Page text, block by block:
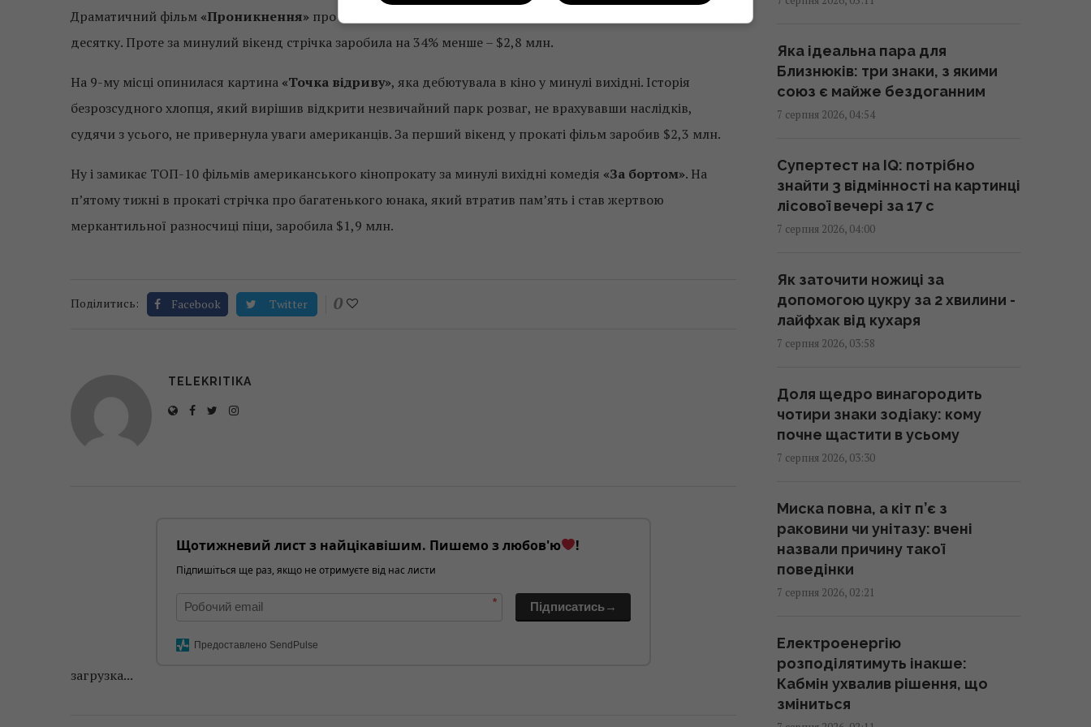
Драматичний фільм «Проникнення» про вдову із двома дітьми четвертий тиждень не залишає топ-
десятку. Проте за минулий вікенд стрічка заробила на 34% менше – $2,8 млн.
На 9-му місці опинилася картина «Точка відриву», яка дебютувала в кіно у минулі вихідні. Історія
безрозсудного хлопця, який вирішив відкрити незвичайний парк розваг, не врахувавши наслідків,
судячи з усього, не привернула уваги американців. За перший вікенд у прокаті фільм заробив $2,3 млн.
Ну і замикає ТОП-10 фільмів американського кінопрокату за минулі вихідні комедія «За бортом». На
п’ятому тижні в прокаті стрічка про багатенького юнака, який втратив пам’ять і став жертвою
меркантильної разносчиці піци, заробила $1,9 млн.
Поділитись: Facebook Twitter 0
TELEKRITIKA
Щотижневий лист з найцікавішим. Пишемо з любов'ю !
Підпишіться ще раз, якщо не отримуєте від нас листи
* Підписатись→
Предоставлено SendPulse
загрузка...
"око", видиме з космосу
04:31 п'ятниця, 07 серпня 2026
мозку та зміцнення імунітету
03:28 п'ятниця, 07 серпня 2026
Україні військової допомоги
02:52 п'ятниця, 07 серпня 2026
металу, - археологи
02:26 п'ятниця, 07 серпня 2026
Китаєм та РФ, - Bloomberg
02:05 п'ятниця, 07 серпня 2026
Як вибратися з багнюки на
допомогти
01:23 п'ятниця, 07 серпня 2026
"Достатньо, щоб вижити, а не
Яка ідеальна пара для
Близнюків: три знаки, з якими
союз є майже бездоганним
7 серпня 2026, 04:54
Супертест на IQ: потрібно
знайти 3 відмінності на картинці
лісової вечері за 17 с
7 серпня 2026, 04:00
Як заточити ножиці за
допомогою цукру за 2 хвилини -
лайфхак від кухаря
7 серпня 2026, 03:58
Доля щедро винагородить
чотири знаки зодіаку: кому
почне щастити в усьому
7 серпня 2026, 03:30
Миска повна, а кіт п’є з
раковини чи унітазу: вчені
назвали причину такої
поведінки
7 серпня 2026, 02:21
Електроенергію
розподілятимуть інакше:
Кабмін ухвалив рішення, що
зміниться